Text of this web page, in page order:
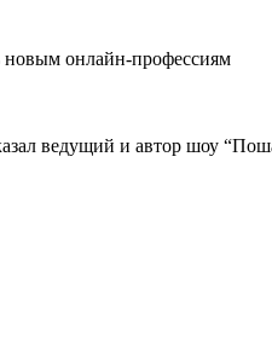
новым онлайн-профессиям
ведущий и автор шоу